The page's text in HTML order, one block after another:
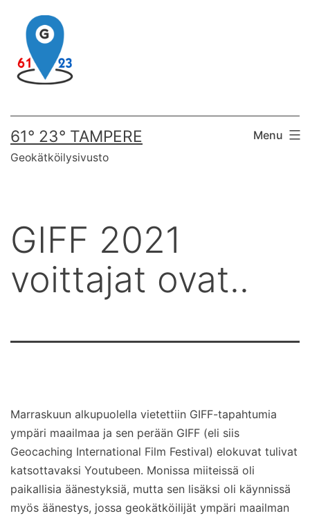
content
61° 23° TAMPERE
Geokätköilysivusto
Menu
GIFF 2021
voittajat ovat..
Marraskuun alkupuolella vietettiin GIFF-tapahtumia
ympäri maailmaa ja sen perään GIFF (eli siis
Geocaching International Film Festival) elokuvat tulivat
katsottavaksi Youtubeen. Monissa miiteissä oli
paikallisia äänestyksiä, mutta sen lisäksi oli käynnissä
myös äänestys, jossa geokätköilijät ympäri maailman